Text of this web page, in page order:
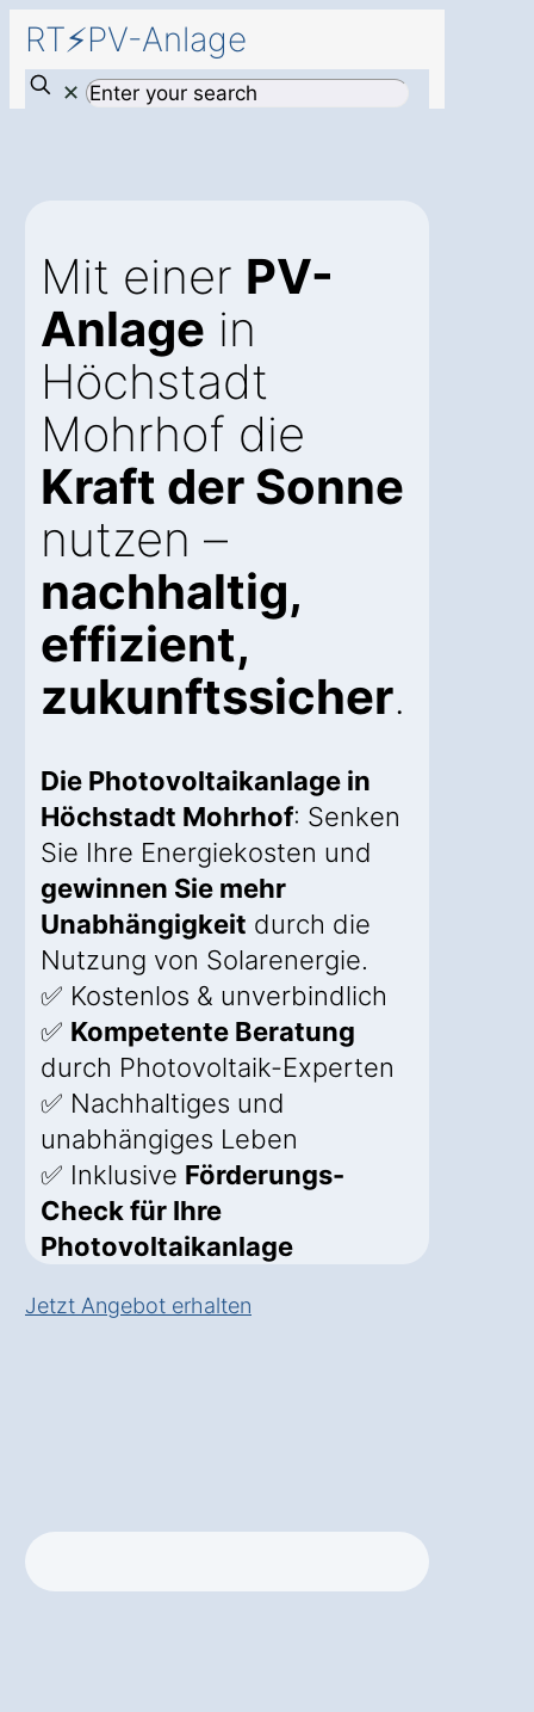
RT⚡PV-Anlage
✕
Mit einer PV-
Anlage in
Höchstadt
Mohrhof die
Kraft der Sonne
nutzen –
nachhaltig,
effizient,
zukunftssicher.
Die Photovoltaikanlage in
Höchstadt Mohrhof: Senken
Sie Ihre Energiekosten und
gewinnen Sie mehr
Unabhängigkeit durch die
Nutzung von Solarenergie.
✅ Kostenlos & unverbindlich
✅ Kompetente Beratung
durch Photovoltaik-Experten
✅ Nachhaltiges und
unabhängiges Leben
✅ Inklusive Förderungs-
Check für Ihre
Photovoltaikanlage
Jetzt Angebot erhalten